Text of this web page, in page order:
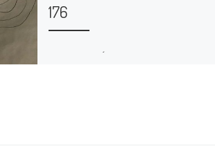
176
LE SUPPLÉMENT DU LIEN